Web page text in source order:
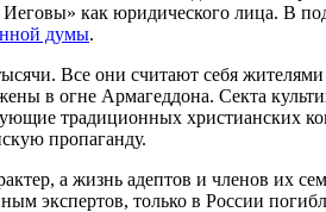
как юридического лица. В
думы.
Все они считают себя
огне Армагеддона. Секта
традиционных христианских
пропаганду.
а жизнь адептов и членов их
экспертов, только в России